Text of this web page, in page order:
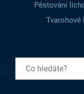
Pěstování
Tvarohové